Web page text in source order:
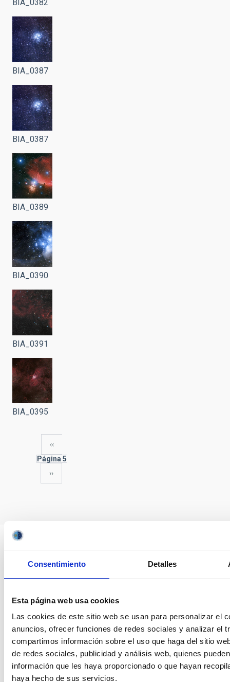
Consentimiento Detalles
Esta página web usa cookies
Las cookies de este sitio web se usan para personalizar el
anuncios, ofrecer funciones de redes sociales y analizar el
compartimos información sobre el uso que haga del sitio
de redes sociales, publicidad y análisis web, quienes
información que les haya proporcionado o que hayan
haya hecho de sus servicios.
BIA_0382
BIA_0387
BIA_0387
BIA_0389
BIA_0390
BIA_0391
BIA_0395
Paginación
Página
‹‹
Página 5
Siguiente
››